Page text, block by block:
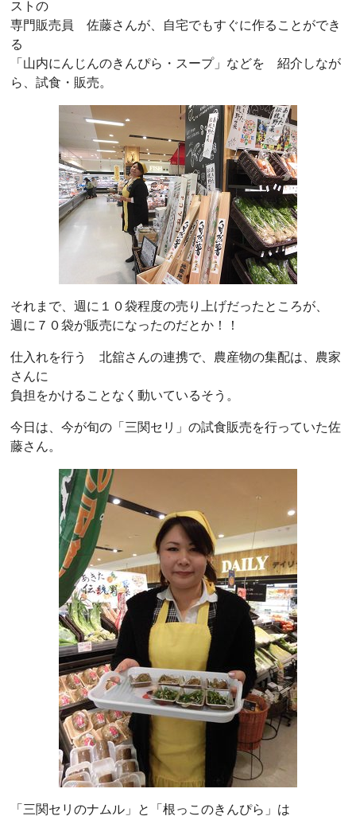
ストの
専門販売員 佐藤さんが、自宅でもすぐに作ることができ
る
「山内にんじんのきんぴら・スープ」などを 紹介しなが
ら、試食・販売。
それまで、週に１０袋程度の売り上げだったところが、
週に７０袋が販売になったのだとか！！
仕入れを行う 北舘さんの連携で、農産物の集配は、農家
さんに
負担をかけることなく動いているそう。
今日は、今が旬の「三関セリ」の試食販売を行っていた佐
藤さん。
「三関セリのナムル」と「根っこのきんぴら」は